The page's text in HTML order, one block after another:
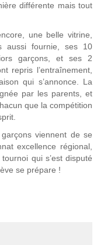
différente mais tout
une belle vitrine,
aussi fournie, ses 10
garçons, et ses 2
repris l’entraînement,
qui s’annonce. La
par les parents, et
que la compétition
viennent de se
excellence régional,
qui s’est disputé
se prépare !